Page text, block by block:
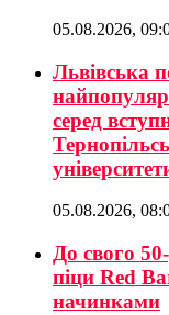
05.08.2026,
Львівська
серед
05.08.2026,
До свого
піци Red
начинками